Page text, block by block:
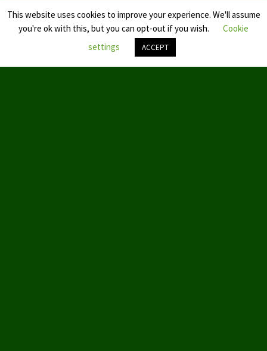
This website uses cookies to improve your experience. We'll assume
you're ok with this, but you can opt-out if you wish.
Cookie
settings
ACCEPT